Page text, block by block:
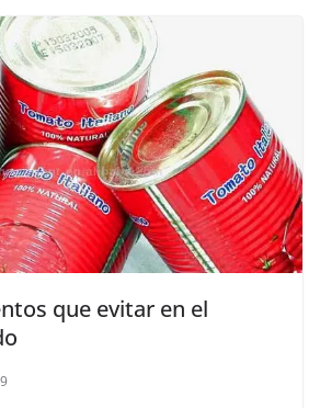
que evitar en el